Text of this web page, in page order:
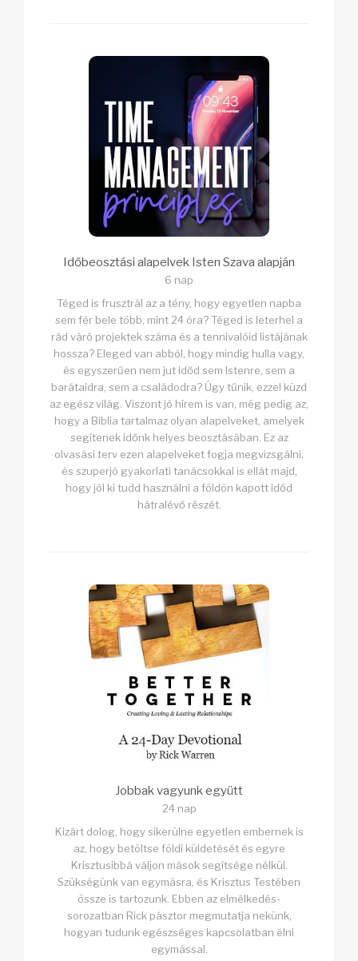
Időbeosztási alapelvek Isten Szava alapján
6 nap
Téged is frusztrál az a tény, hogy egyetlen napba
sem fér bele több, mint 24 óra? Téged is leterhel a
rád váró projektek száma és a tennivalóid listájának
hossza? Eleged van abból, hogy mindig hulla vagy,
és egyszerűen nem jut időd sem Istenre, sem a
barátaidra, sem a családodra? Úgy tűnik, ezzel küzd
az egész világ. Viszont jó hírem is van, még pedig az,
hogy a Biblia tartalmaz olyan alapelveket, amelyek
segítenek időnk helyes beosztásában. Ez az
olvasási terv ezen alapelveket fogja megvizsgálni,
és szuperjó gyakorlati tanácsokkal is ellát majd,
hogy jól ki tudd használni a földön kapott időd
hátralévő részét.
Jobbak vagyunk együtt
24 nap
Kizárt dolog, hogy sikerülne egyetlen embernek is
az, hogy betöltse földi küldetését és egyre
Krisztusibbá váljon mások segítsége nélkül.
Szükségünk van egymásra, és Krisztus Testében
össze is tartozunk. Ebben az elmélkedés-
sorozatban Rick pásztor megmutatja nekünk,
hogyan tudunk egészséges kapcsolatban élni
egymással.